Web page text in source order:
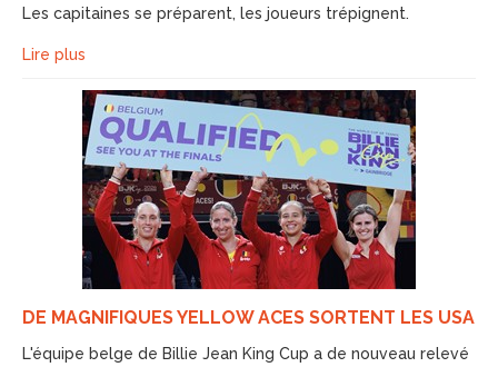
Les capitaines se préparent, les joueurs trépignent.
Lire plus
DE MAGNIFIQUES YELLOW ACES SORTENT LES USA
L'équipe belge de Billie Jean King Cup a de nouveau relevé